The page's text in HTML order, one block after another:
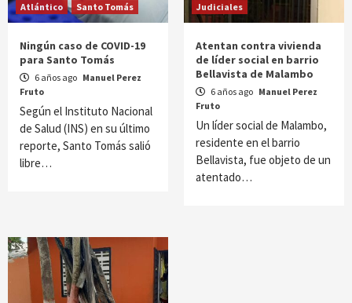
Atlántico Santo Tomás
Ningún caso de COVID-19
para Santo Tomás
6 años ago Manuel Perez
Fruto
Según el Instituto Nacional
de Salud (INS) en su último
reporte, Santo Tomás salió
libre…
Judiciales
Atentan contra vivienda
de líder social en barrio
Bellavista de Malambo
6 años ago Manuel Perez
Fruto
Un líder social de Malambo,
residente en el barrio
Bellavista, fue objeto de un
atentado…